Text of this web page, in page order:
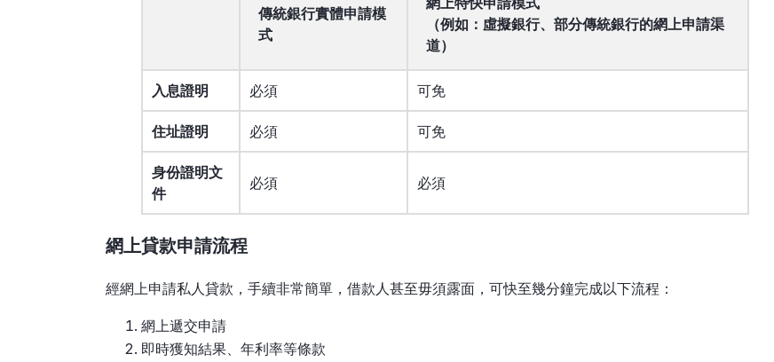
傳統銀行實體申請模
式
（例如：虛擬銀行、部分傳統銀行的網上申請渠
道）
入息證明 必須 可免
住址證明 必須 可免
身份證明文
件
必須 必須
網上貸款申請流程
經網上申請私人貸款，手續非常簡單，借款人甚至毋須露面，可快至幾分鐘完成以下流程：
網上遞交申請
即時獲知結果、年利率等條款